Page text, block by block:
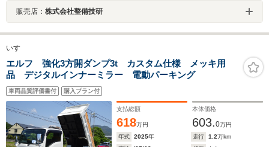
販売店： 株式会社整備技研
いすゞ
エルフ 強化3方開ダンプ3t カスタム仕様 メッキ用
品 デジタルインナーミラー 電動パーキング
車両品質評価書付 購入プラン付
支払総額
618万円
本体価格
603.0万円
年式
2025年 走行 1.2万km